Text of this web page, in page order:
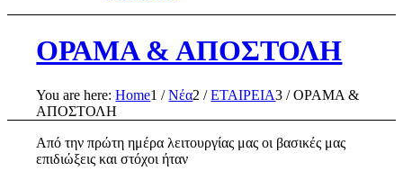
ΟΡΑΜΑ & ΑΠΟΣΤΟΛΗ
You are here: Home1 / Νέα2 / ΕΤΑΙΡΕΙΑ3 / ΟΡΑΜΑ &
ΑΠΟΣΤΟΛΗ
Από την πρώτη ημέρα λειτουργίας μας οι βασικές μας
επιδιώξεις και στόχοι ήταν